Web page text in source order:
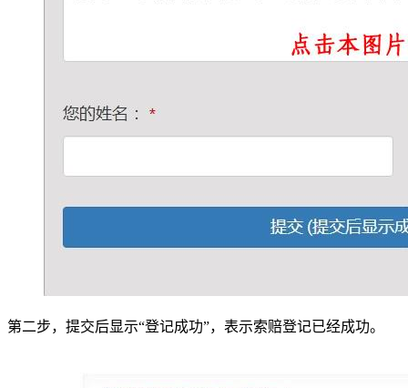
第二步，提交后显示“登记成功”，表示索赔登记已经成功。